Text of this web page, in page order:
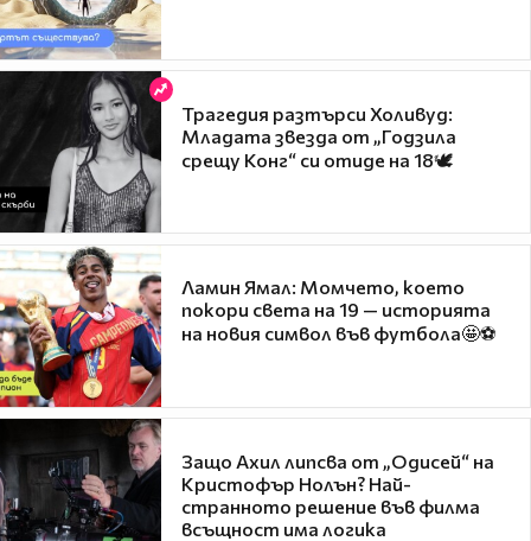
Трагедия разтърси Холивуд:
Младата звезда от „Годзила
срещу Конг“ си отиде на 18🕊️
Ламин Ямал: Момчето, което
покори света на 19 — историята
на новия символ във футбола🤩⚽
Защо Ахил липсва от „Одисей“ на
Кристофър Нолън? Най-
странното решение във филма
всъщност има логика